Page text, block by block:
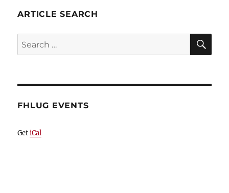
ARTICLE SEARCH
Search
for:
FHLUG EVENTS
GetiCal